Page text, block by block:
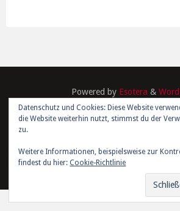
Powered by Esotera &
©2026 Kim Joris
Datenschutz und Cookies: Diese Website
die Website weiterhin nutzt, stimmst du der
zu.
Weitere Informationen, beispielsweise zur
findest du hier:Cookie-Richtlinie